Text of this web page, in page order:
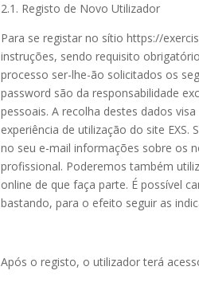
2.1. Registo de Novo Utilizador
Para se registar no sítio https://
instruções, sendo requisito
processo ser-lhe-ão solicitados os
password são da responsabilidade
pessoais. A recolha destes dados
experiência de utilização do site
no seu e-mail informações sobre os
profissional. Poderemos também
online de que faça parte. É possível
bastando, para o efeito seguir as
Após o registo, o utilizador terá